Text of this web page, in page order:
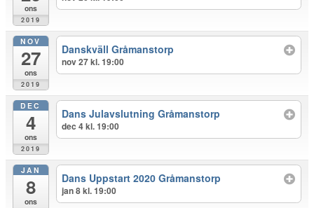
ons
2019
NOV
27
ons
2019
Danskväll Gråmanstorp
nov 27 kl. 19:00
DEC
4
ons
2019
Dans Julavslutning Gråmanstorp
dec 4 kl. 19:00
JAN
8
ons
Dans Uppstart 2020 Gråmanstorp
jan 8 kl. 19:00